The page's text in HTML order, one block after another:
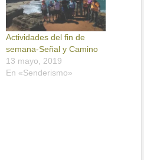
Actividades del fin de
semana-Señal y Camino
13 mayo, 2019
En «Senderismo»